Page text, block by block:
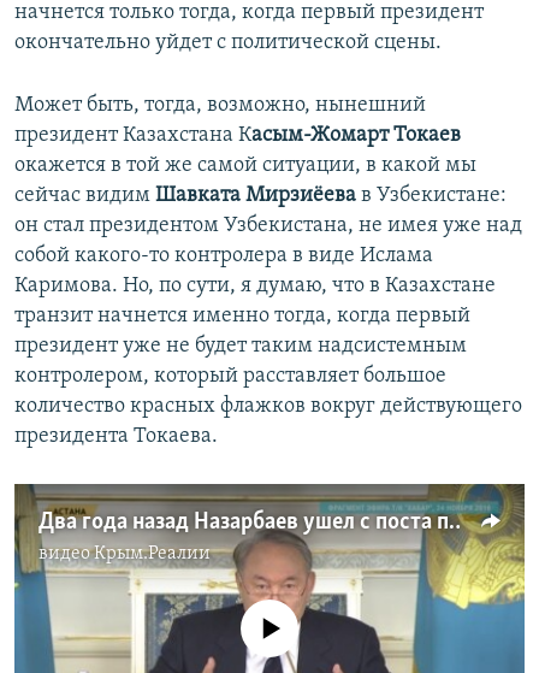
начнется только тогда, когда первый президент
окончательно уйдет с политической сцены.
Может быть, тогда, возможно, нынешний
президент Казахстана Касым-Жомарт Токаев
окажется в той же самой ситуации, в какой мы
сейчас видим Шавката Мирзиёева в Узбекистане:
он стал президентом Узбекистана, не имея уже над
собой какого-то контролера в виде Ислама
Каримова. Но, по сути, я думаю, что в Казахстане
транзит начнется именно тогда, когда первый
президент уже не будет таким надсистемным
контролером, который расставляет большое
количество красных флажков вокруг действующего
президента Токаева.
Два года назад Назарбаев ушел с поста президента. Стало ли его влияние в Казахстане меньше?
видеоКрым.Реалии
No media source currently available